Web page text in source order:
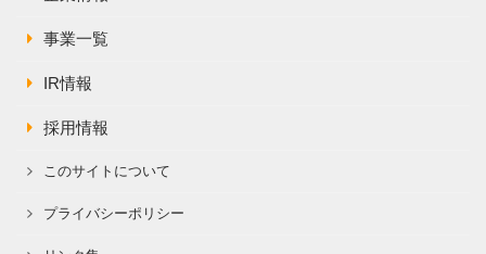
事業一覧
IR情報
採用情報
このサイトについて
プライバシーポリシー